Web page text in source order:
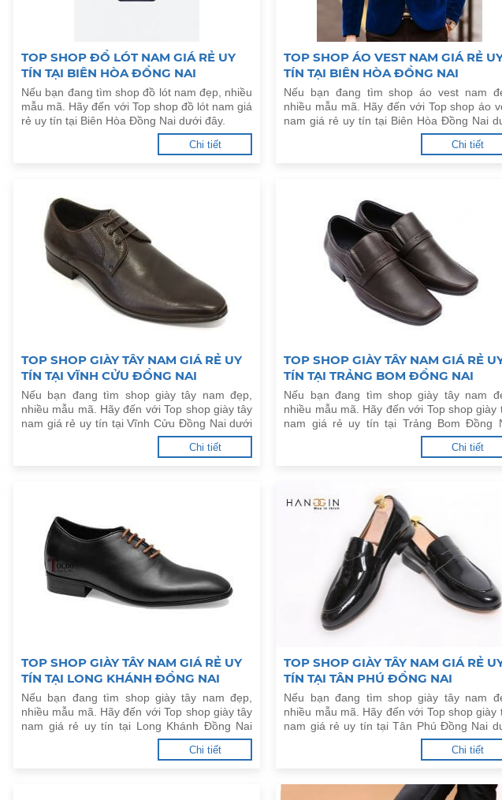
TOP SHOP ĐỒ LÓT NAM GIÁ RẺ UY
TÍN TẠI BIÊN HÒA ĐỒNG NAI
Nếu bạn đang tìm shop đồ lót nam đẹp, nhiều
mẫu mã. Hãy đến với Top shop đồ lót nam giá
rẻ uy tín tại Biên Hòa Đồng Nai dưới đây.
Chi tiết
TOP SHOP ÁO VEST NAM GIÁ RẺ
TÍN TẠI BIÊN HÒA ĐỒNG NAI
Nếu bạn đang tìm shop áo vest nam
nhiều mẫu mã. Hãy đến với Top shop áo
nam giá rẻ uy tín tại Biên Hòa Đồng Nai
Chi tiết
TOP SHOP GIÀY TÂY NAM GIÁ RẺ UY
TÍN TẠI VĨNH CỬU ĐỒNG NAI
Nếu bạn đang tìm shop giày tây nam đẹp,
nhiều mẫu mã. Hãy đến với Top shop giày tây
nam giá rẻ uy tín tại Vĩnh Cửu Đồng Nai dưới
Chi tiết
TOP SHOP GIÀY TÂY NAM GIÁ RẺ
TÍN TẠI TRẢNG BOM ĐỒNG NAI
Nếu bạn đang tìm shop giày tây nam
nhiều mẫu mã. Hãy đến với Top shop giày
nam giá rẻ uy tín tại Trảng Bom Đồng
Chi tiết
TOP SHOP GIÀY TÂY NAM GIÁ RẺ UY
TÍN TẠI LONG KHÁNH ĐỒNG NAI
Nếu bạn đang tìm shop giày tây nam đẹp,
nhiều mẫu mã. Hãy đến với Top shop giày tây
nam giá rẻ uy tín tại Long Khánh Đồng Nai
Chi tiết
TOP SHOP GIÀY TÂY NAM GIÁ RẺ
TÍN TẠI TÂN PHÚ ĐỒNG NAI
Nếu bạn đang tìm shop giày tây nam
nhiều mẫu mã. Hãy đến với Top shop giày
nam giá rẻ uy tín tại Tân Phú Đồng Nai
Chi tiết